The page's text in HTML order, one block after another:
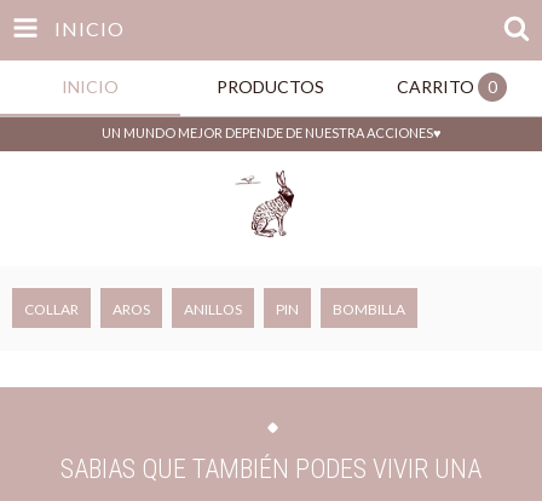
INICIO
INICIO PRODUCTOS CARRITO 0
UN MUNDO MEJOR DEPENDE DE NUESTRA ACCIONES♥
COLLAR AROS ANILLOS PIN BOMBILLA
SABIAS QUE TAMBIÉN PODES VIVIR UNA